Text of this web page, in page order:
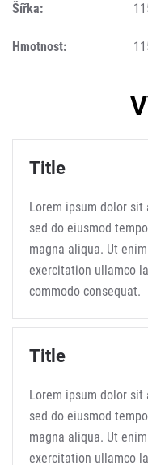
Šířka:
Hmotnost:
Title
Lorem ipsum dolor
sed do eiusmod
magna aliqua. Ut
exercitation ullamco
commodo consequat.
Title
Lorem ipsum dolor
sed do eiusmod
magna aliqua. Ut
exercitation ullamco